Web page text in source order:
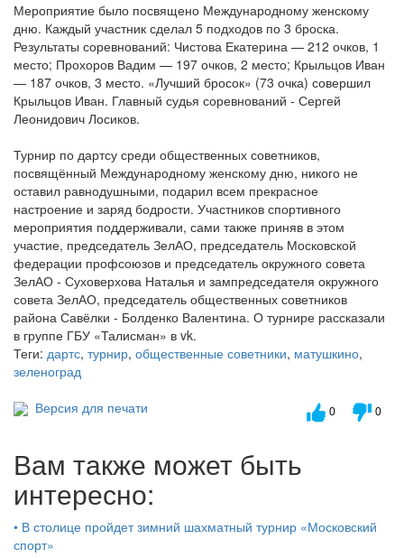
Мероприятие было посвящено Международному женскому
дню. Каждый участник сделал 5 подходов по 3 броска.
Результаты соревнований: Чистова Екатерина — 212 очков, 1
место; Прохоров Вадим — 197 очков, 2 место; Крыльцов Иван
— 187 очков, 3 место. «Лучший бросок» (73 очка) совершил
Крыльцов Иван. Главный судья соревнований - Сергей
Леонидович Лосиков.
Турнир по дартсу среди общественных советников,
посвящённый Международному женскому дню, никого не
оставил равнодушными, подарил всем прекрасное
настроение и заряд бодрости. Участников спортивного
мероприятия поддерживали, сами также приняв в этом
участие, председатель ЗелАО, председатель Московской
федерации профсоюзов и председатель окружного совета
ЗелАО - Суховерхова Наталья и зампредседателя окружного
совета ЗелАО, председатель общественных советников
района Савёлки - Болденко Валентина. О турнире рассказали
в группе ГБУ «Талисман» в vk.
Теги: дартс, турнир, общественные советники, матушкино,
зеленоград
Версия для печати
0 0
Вам также может быть
интересно:
• В столице пройдет зимний шахматный турнир «Московский
спорт»